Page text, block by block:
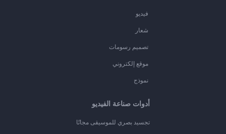
فيديو
شعار
تصميم رسومات
موقع إلكتروني
نموذج
أدوات صناعة الفيديو
تجسيد بصري للموسيقى مجانًا